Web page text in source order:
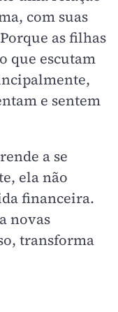
com suas
as filhas
que escutam
e sentem
a se
ela não
financeira.
novas
transforma